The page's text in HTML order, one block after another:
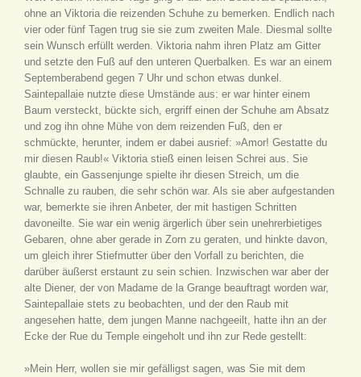
ohne an Viktoria die reizenden Schuhe zu bemerken. Endlich nach
vier oder fünf Tagen trug sie sie zum zweiten Male. Diesmal sollte
sein Wunsch erfüllt werden. Viktoria nahm ihren Platz am Gitter
und setzte den Fuß auf den unteren Querbalken. Es war an einem
Septemberabend gegen 7 Uhr und schon etwas dunkel.
Saintepallaie nutzte diese Umstände aus: er war hinter einem
Baum versteckt, bückte sich, ergriff einen der Schuhe am Absatz
und zog ihn ohne Mühe von dem reizenden Fuß, den er
schmückte, herunter, indem er dabei ausrief: »Amor! Gestatte du
mir diesen Raub!« Viktoria stieß einen leisen Schrei aus. Sie
glaubte, ein Gassenjunge spielte ihr diesen Streich, um die
Schnalle zu rauben, die sehr schön war. Als sie aber aufgestanden
war, bemerkte sie ihren Anbeter, der mit hastigen Schritten
davoneilte. Sie war ein wenig ärgerlich über sein unehrerbietiges
Gebaren, ohne aber gerade in Zorn zu geraten, und hinkte davon,
um gleich ihrer Stiefmutter über den Vorfall zu berichten, die
darüber äußerst erstaunt zu sein schien. Inzwischen war aber der
alte Diener, der von Madame de la Grange beauftragt worden war,
Saintepallaie stets zu beobachten, und der den Raub mit
angesehen hatte, dem jungen Manne nachgeeilt, hatte ihn an der
Ecke der Rue du Temple eingeholt und ihn zur Rede gestellt:
»Mein Herr, wollen sie mir gefälligst sagen, was Sie mit dem